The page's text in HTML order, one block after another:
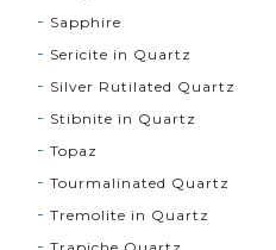
Sapphire
Sericite in Quartz
Silver Rutilated Quartz
Stibnite in Quartz
Topaz
Tourmalinated Quartz
Tremolite in Quartz